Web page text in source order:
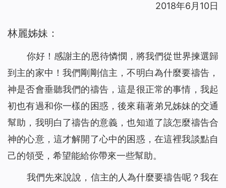
2018年6月10日
林麗姊妹：
你好！感謝主的恩待憐憫，將我們從世界揀選歸
到主的家中！我們剛剛信主，不明白為什麼要禱告，
神是否會垂聽我們的禱告，這是很正常的事情，我起
初也有過和你一樣的困惑，後來藉著弟兄姊妹的交通
幫助，我明白了禱告的意義，也知道了該怎麼禱告合
神的心意，這才解開了心中的困惑，在這裡我談點自
己的領受，希望能給你帶來一些幫助。
我們先來說說，信主的人為什麼要禱告呢？我在